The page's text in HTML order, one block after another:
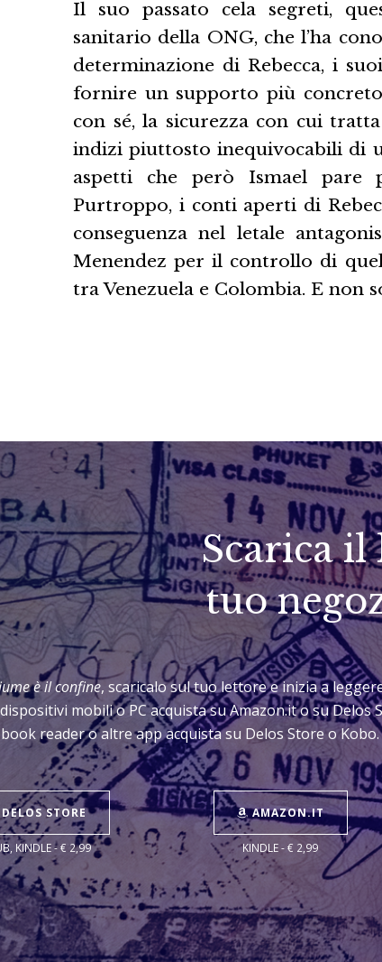
Il suo passato cela segreti,
sanitario della ONG, che l’ha
determinazione di Rebecca, i
fornire un supporto più
con sé, la sicurezza con cui
indizi piuttosto inequivocabili di
aspetti che però Ismael pare
Purtroppo, i conti aperti di
conseguenza nel letale
Menendez per il controllo di
tra Venezuela e Colombia. E non
Scarica
tuo
è il confine, scaricalo sul tuo lettore e inizia a
mobili o PC acquista su Amazon.it o su
reader o altre app acquista su Delos Store o
DELOS STORE
KINDLE - € 2,99
AMAZON.IT
KINDLE - € 2,99